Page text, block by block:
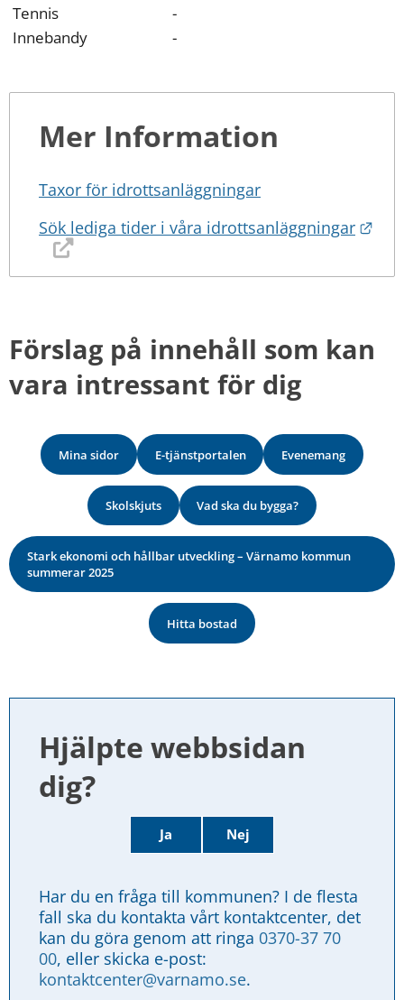
Tennis
-
Innebandy
-
Mer Information
Taxor för idrottsanläggningar
Sök lediga tider i våra idrottsanläggningar
Förslag på innehåll som kan
vara intressant för dig
Mina sidor E-tjänstportalen Evenemang
Skolskjuts Vad ska du bygga?
Stark ekonomi och hållbar utveckling – Värnamo kommun
summerar 2025
Hitta bostad
Hjälpte webbsidan
dig?
Ja Nej
Har du en fråga till kommunen? I de flesta
fall ska du kontakta vårt kontaktcenter, det
kan du göra genom att ringa 0370-37 70
00
kontaktcenter@varnamo.se.